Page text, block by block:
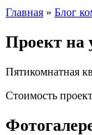
Главная » Блог
Проект на
Пятикомнатная
Стоимость